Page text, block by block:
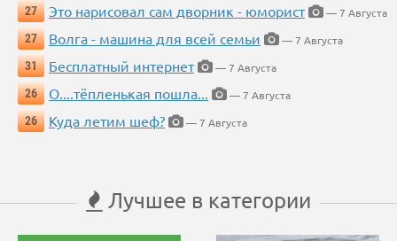
27
Это нарисовал сам дворник - юморист
— 7 Августа
27
Волга - машина для всей семьи
— 7 Августа
31
Бесплатный интернет
— 7 Августа
26
О....тёпленькая пошла...
— 7 Августа
26
Куда летим шеф? — 7 Августа
Лучшее в категории